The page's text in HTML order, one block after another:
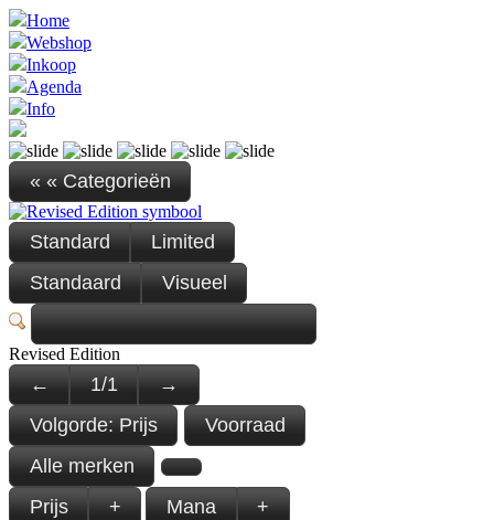
Home
Webshop
Inkoop
Agenda
Info
« « Categorieën
Standard
Limited
Standaard
Visueel
Revised Edition
← 1/1
→
Volgorde: Prijs
Voorraad
Alle merken
Prijs
+ Mana
+